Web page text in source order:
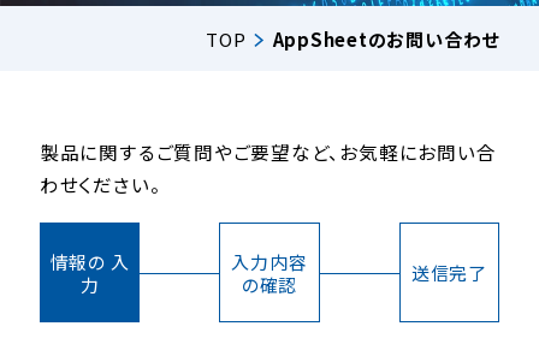
TOP AppSheetのお問い合わせ
製品に関するご質問やご要望など、お気軽にお問い合
わせください。
情報の 入
力
入力内容
の確認
送信完了